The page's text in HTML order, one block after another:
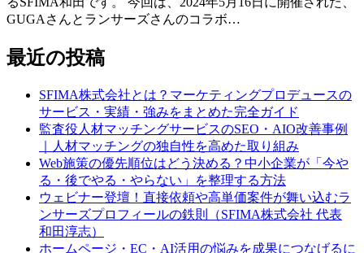
GUGAさんとランサーズさんのコラボ…
最近の投稿
SFIMA株式会社とは？マーケティングプロデュースの
サービス・実績・強みをまとめた完全ガイド
監査役人材マッチングサービスのSEO・AIO改善事例
｜人材マッチングの独自性を高めた取り組み
Web施策の優先順位はどう決める？中小企業が「今や
る・後でやる・やらない」を整理する方法
ウェビナー登壇！直接依頼や高単価案件が舞い込むラ
ンサーズプロフィールの鉄則（SFIMA株式会社 代表
和田淳志）
ホームページ・EC・AI活用の悩みを成果につなげるに